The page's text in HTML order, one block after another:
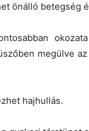
önálló betegség
megülve
hajhullás.